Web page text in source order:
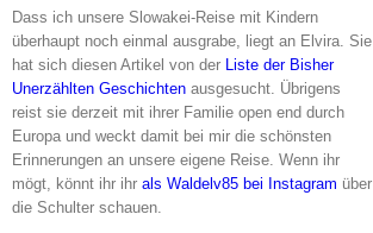
Dass ich unsere Slowakei-Reise mit Kindern
überhaupt noch einmal ausgrabe, liegt an Elvira. Sie
hat sich diesen Artikel von der Liste der Bisher
Unerzählten Geschichten ausgesucht. Übrigens
reist sie derzeit mit ihrer Familie open end durch
Europa und weckt damit bei mir die schönsten
Erinnerungen an unsere eigene Reise. Wenn ihr
mögt, könnt ihr ihr als Waldelv85 bei Instagram über
die Schulter schauen.